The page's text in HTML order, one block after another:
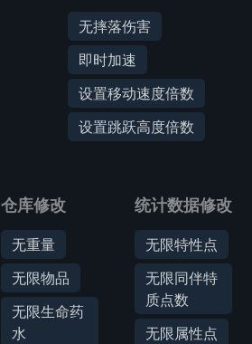
无摔落伤害
即时加速
设置移动速度倍数
设置跳跃高度倍数
仓库修改
无重量
无限物品
无限生命药
水
统计数据修改
无限特性点
无限同伴特
质点数
无限属性点